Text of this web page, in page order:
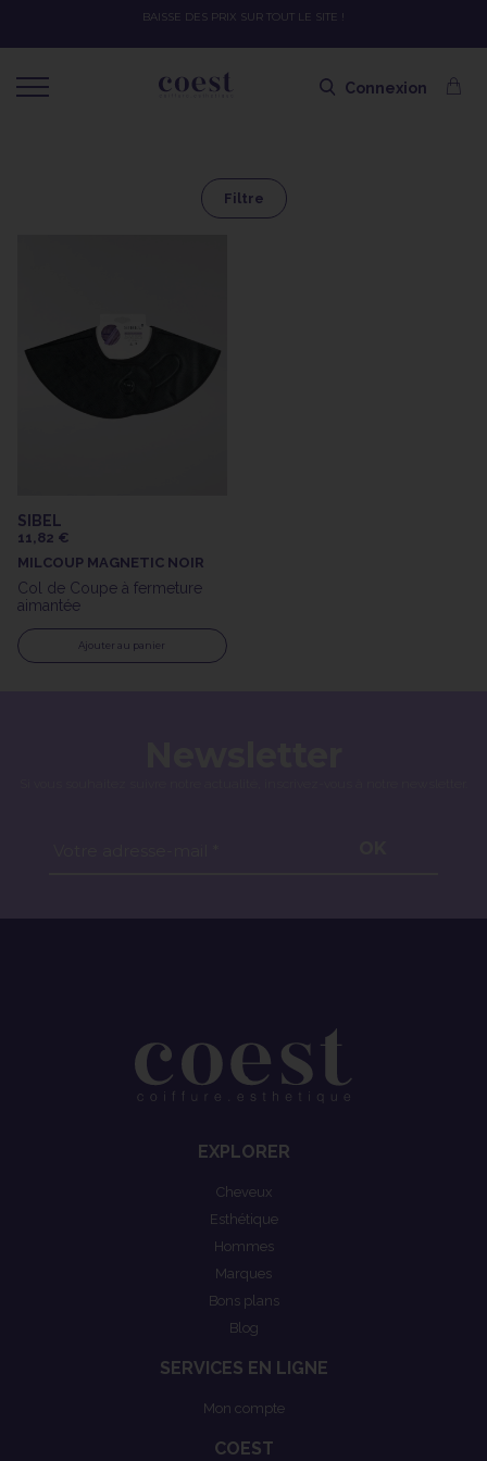
BAISSE DES PRIX SUR TOUT LE SITE !
Connexion
Filtre
SIBEL
11,82 €
MILCOUP MAGNETIC NOIR
Col de Coupe à fermeture
aimantée
Ajouter au panier
EXPLORER
Cheveux
Esthétique
Hommes
Marques
Bons plans
Blog
SERVICES EN LIGNE
Mon compte
COEST